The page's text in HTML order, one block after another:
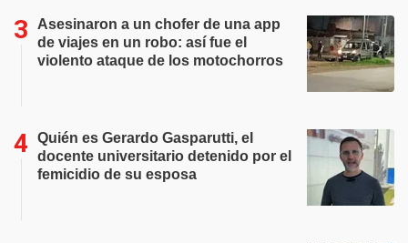
Asesinaron a un chofer de una app
de viajes en un robo: así fue el
violento ataque de los motochorros
Quién es Gerardo Gasparutti, el
docente universitario detenido por el
femicidio de su esposa